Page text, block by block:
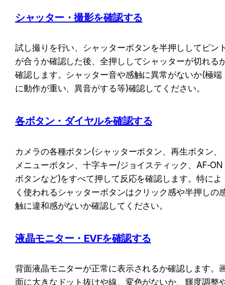
シャッター・撮影を確認する
試し撮りを行い、シャッターボタンを半押ししてピン
が合うか確認した後、全押ししてシャッターが切れる
確認します。シャッター音や感触に異常がないか(極端
に動作が重い、異音がする等)確認してください。
各ボタン・ダイヤルを確認する
カメラの各種ボタン(シャッターボタン、再生ボタン、
メニューボタン、十字キー/ジョイスティック、AF-ON
ボタンなど)をすべて押して反応を確認します。特によ
く使われるシャッターボタンはクリック感や半押しの
触に違和感がないか確認してください。
液晶モニター・EVFを確認する
背面液晶モニターが正常に表示されるか確認します。
面に大きなドット抜けや線、変色がないか、輝度調整